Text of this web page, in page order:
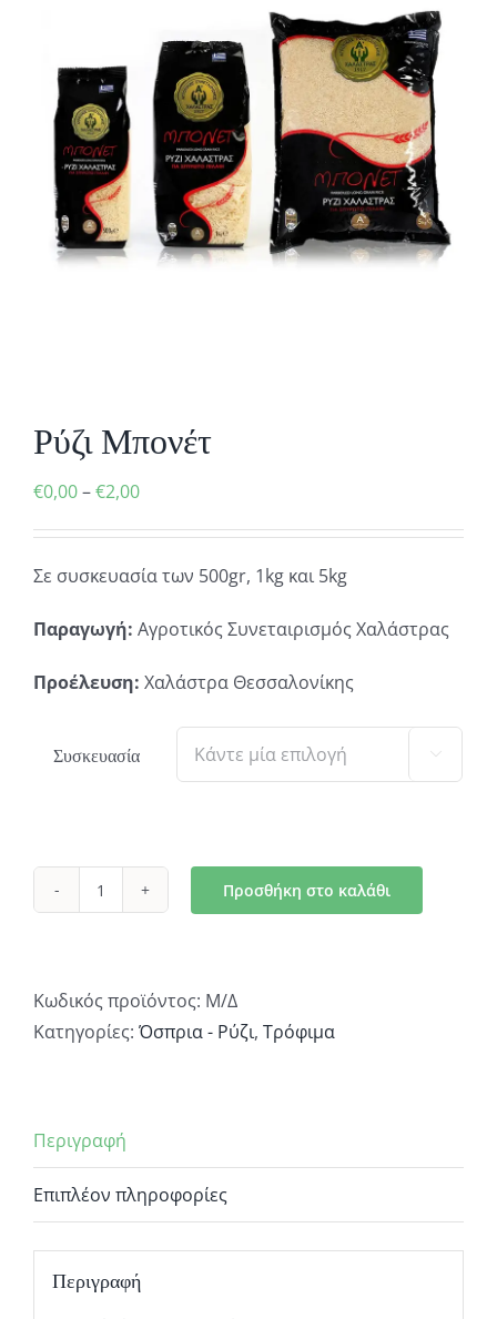
Ρύζι Μπονέτ
€0,00–€2,00Price
through
Σε συσκευασία των 500gr, 1kg και 5kg
Παραγωγή: Αγροτικός Συνεταιρισμός Χαλάστρας
Προέλευση: Χαλάστρα Θεσσαλονίκης
Συσκευασία 
Ρύζι
Προσθήκη στο καλάθι
Κωδικός προϊόντος: Μ/Δ
Κατηγορίες: Όσπρια - Ρύζι, Τρόφιμα
Περιγραφή
Επιπλέον πληροφορίες
Περιγραφή